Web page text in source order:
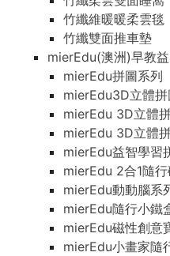
竹纖維暖暖柔雲毯
竹纖雙面推車墊
mierEdu(澳洲)早教
mierEdu拼圖系列
mierEdu3D立體拼
mierEdu 3D立體
mierEdu 3D立體
mierEdu益智學習
mierEdu 2合1隨
mierEdu動動腦系
mierEdu隨行小鐵
mierEdu磁性創意
mierEdu小畫家隨